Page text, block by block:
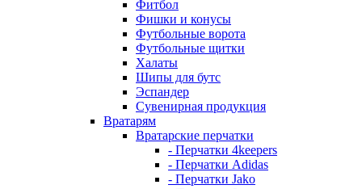
Фитбол
Фишки и конусы
Футбольные ворота
Футбольные щитки
Халаты
Шипы для бутс
Эспандер
Сувенирная продукция
Вратарям
Вратарские перчатки
- Перчатки 4keepers
- Перчатки Adidas
- Перчатки Jako